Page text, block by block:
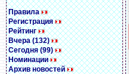
Правила
Регистрация
Рейтинг
Вчера (132)
Сегодня (99)
Номинации
Архив новостей